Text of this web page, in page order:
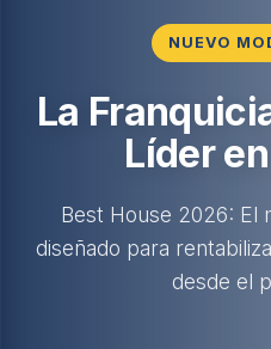
NUEVO
La
Líder
Best House 2026: El
diseñado para
desde el